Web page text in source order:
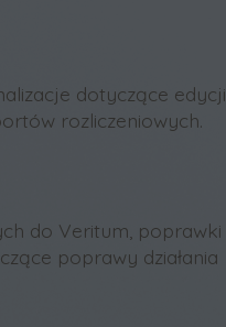
dotyczące edycji
rozliczeniowych.
do Veritum, poprawki
poprawy działania